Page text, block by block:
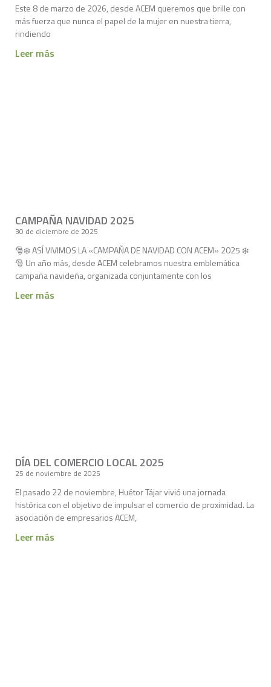
Este 8 de marzo de 2026, desde ACEM queremos que brille con
más fuerza que nunca el papel de la mujer en nuestra tierra,
rindiendo
Leer más
CAMPAÑA NAVIDAD 2025
30 de diciembre de 2025
🎅❄️ ASÍ VIVIMOS LA «CAMPAÑA DE NAVIDAD CON ACEM» 2025 ❄️
🎅 Un año más, desde ACEM celebramos nuestra emblemática
campaña navideña, organizada conjuntamente con los
Leer más
DÍA DEL COMERCIO LOCAL 2025
25 de noviembre de 2025
El pasado 22 de noviembre, Huétor Tájar vivió una jornada
histórica con el objetivo de impulsar el comercio de proximidad. La
asociación de empresarios ACEM,
Leer más